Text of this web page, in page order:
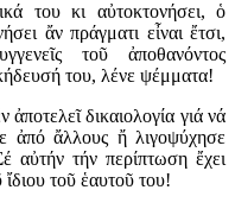
του κι αὐτοκτονήσει, ὁ
ἄν πράγματι εἶναι ἔτσι,
τοῦ ἀποθανόντος
του, λένε ψέμματα!
δικαιολογία γιά νά
ἀπό ἄλλους ἤ λιγοψύχησε
αὐτήν τήν περίπτωση ἔχει
τοῦ ἑαυτοῦ του!